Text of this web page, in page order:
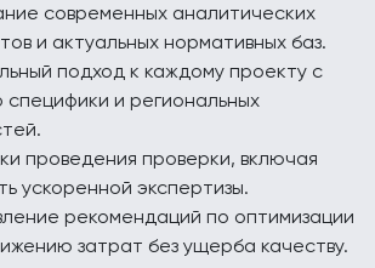
современных аналитических
и актуальных нормативных баз.
подход к каждому проекту с
специфики и региональных
проведения проверки, включая
ускоренной экспертизы.
рекомендаций по оптимизации
затрат без ущерба качеству.